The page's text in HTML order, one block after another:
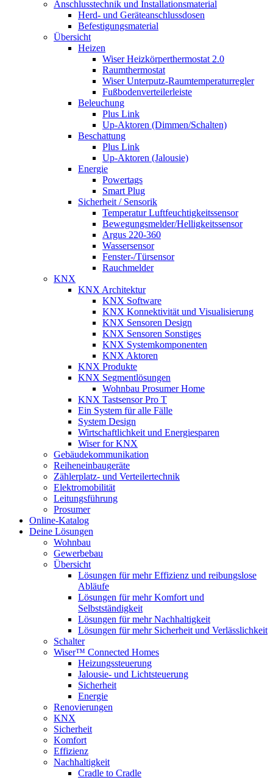
Anschlusstechnik und Installationsmaterial
Herd- und Geräteanschlussdosen
Befestigungsmaterial
Übersicht
Heizen
Wiser Heizkörperthermostat 2.0
Raumthermostat
Wiser Unterputz-Raumtemperaturregler
Fußbodenverteilerleiste
Beleuchung
Plus Link
Up-Aktoren (Dimmen/Schalten)
Beschattung
Plus Link
Up-Aktoren (Jalousie)
Energie
Powertags
Smart Plug
Sicherheit / Sensorik
Temperatur Luftfeuchtigkeitssensor
Bewegungsmelder/Helligkeitssensor
Argus 220-360
Wassersensor
Fenster-/Türsensor
Rauchmelder
KNX
KNX Architektur
KNX Software
KNX Konnektivität und Visualisierung
KNX Sensoren Design
KNX Sensoren Sonstiges
KNX Systemkomponenten
KNX Aktoren
KNX Produkte
KNX Segmentlösungen
Wohnbau Prosumer Home
KNX Tastsensor Pro T
Ein System für alle Fälle
System Design
Wirtschaftlichkeit und Energiesparen
Wiser for KNX
Gebäudekommunikation
Reiheneinbaugeräte
Zählerplatz- und Verteilertechnik
Elektromobilität
Leitungsführung
Prosumer
Online-Katalog
Deine Lösungen
Wohnbau
Gewerbebau
Übersicht
Lösungen für mehr Effizienz und reibungslose
Abläufe
Lösungen für mehr Komfort und
Selbstständigkeit
Lösungen für mehr Nachhaltigkeit
Lösungen für mehr Sicherheit und Verlässlichkeit
Schalter
Wiser™ Connected Homes
Heizungssteuerung
Jalousie- und Lichtsteuerung
Sicherheit
Energie
Renovierungen
KNX
Sicherheit
Komfort
Effizienz
Nachhaltigkeit
Cradle to Cradle